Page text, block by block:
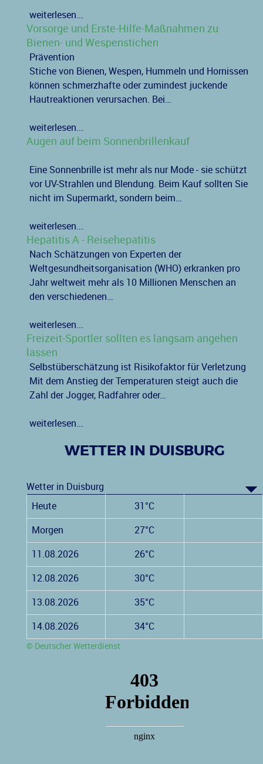
weiterlesen...
Vorsorge und Erste-Hilfe-Maßnahmen zu
Bienen- und Wespenstichen
Prävention
Stiche von Bienen, Wespen, Hummeln und Hornissen
können schmerzhafte oder zumindest juckende
Hautreaktionen verursachen. Bei…
weiterlesen...
Augen auf beim Sonnenbrillenkauf
Eine Sonnenbrille ist mehr als nur Mode - sie schützt
vor UV-Strahlen und Blendung. Beim Kauf sollten Sie
nicht im Supermarkt, sondern beim…
weiterlesen...
Hepatitis A - Reisehepatitis
Nach Schätzungen von Experten der
Weltgesundheitsorganisation (WHO) erkranken pro
Jahr weltweit mehr als 10 Millionen Menschen an
den verschiedenen…
weiterlesen...
Freizeit-Sportler sollten es langsam angehen
lassen
Selbstüberschätzung ist Risikofaktor für Verletzung
Mit dem Anstieg der Temperaturen steigt auch die
Zahl der Jogger, Radfahrer oder…
weiterlesen...
WETTER IN DUISBURG
Wetter in Duisburg
Heute
31°C
Morgen 27°C
11.08.2026 26°C
12.08.2026 30°C
13.08.2026 35°C
14.08.2026 34°C
© Deutscher Wetterdienst